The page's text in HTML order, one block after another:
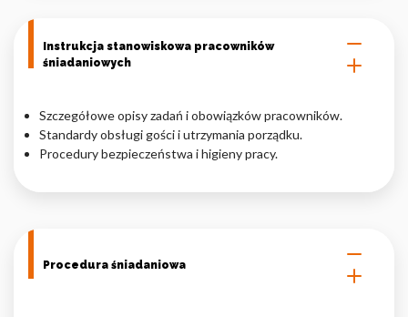
Instrukcja stanowiskowa pracowników
śniadaniowych
Szczegółowe opisy zadań i obowiązków pracowników.
Standardy obsługi gości i utrzymania porządku.
Procedury bezpieczeństwa i higieny pracy.
Procedura śniadaniowa